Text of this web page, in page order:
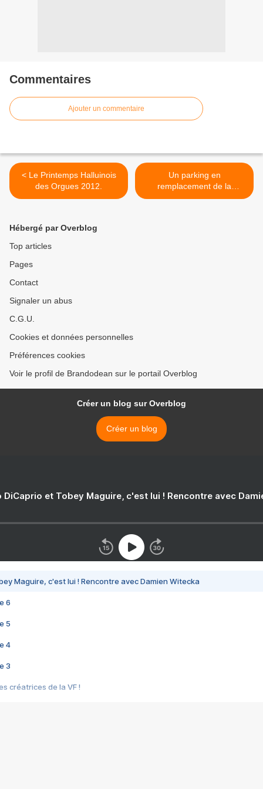
Commentaires
Ajouter un commentaire
< Le Printemps Halluinois
des Orgues 2012.
Un parking en
remplacement de la
fontaine d'Halluin. >
Hébergé par Overblog
Top articles
Pages
Contact
Signaler un abus
C.G.U.
Cookies et données personnelles
Préférences cookies
Voir le profil de Brandodean sur le portail Overblog
Créer un blog sur Overblog
Créer un blog
DiCaprio et Tobey Maguire, c'est lui ! Rencontre avec
Maguire, c'est lui ! Rencontre avec Damien Witecka
6
5
4
3
créatrices de la VF !